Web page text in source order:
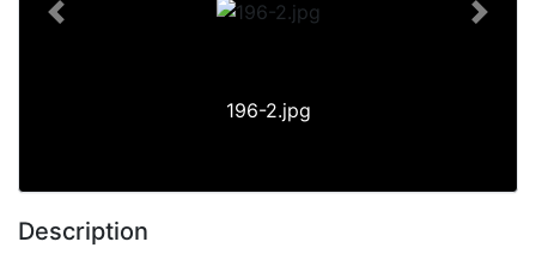
196-2.jpg
Previous Next
Description